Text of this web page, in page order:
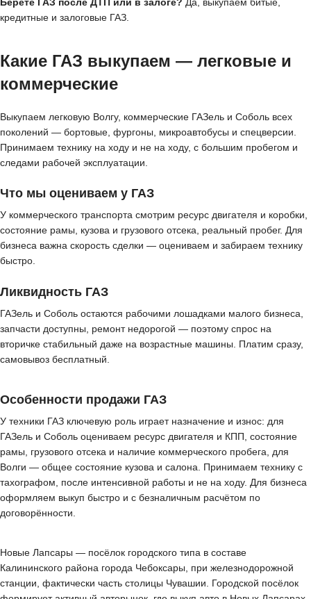
кредитные и залоговые ГАЗ.
Какие ГАЗ выкупаем — легковые и
коммерческие
Выкупаем легковую Волгу, коммерческие ГАЗель и Соболь всех
поколений — бортовые, фургоны, микроавтобусы и спецверсии.
Принимаем технику на ходу и не на ходу, с большим пробегом и
следами рабочей эксплуатации.
Что мы оцениваем у ГАЗ
У коммерческого транспорта смотрим ресурс двигателя и коробки,
состояние рамы, кузова и грузового отсека, реальный пробег. Для
бизнеса важна скорость сделки — оцениваем и забираем технику
быстро.
Ликвидность ГАЗ
ГАЗель и Соболь остаются рабочими лошадками малого бизнеса,
запчасти доступны, ремонт недорогой — поэтому спрос на
вторичке стабильный даже на возрастные машины. Платим сразу,
самовывоз бесплатный.
Особенности продажи ГАЗ
У техники ГАЗ ключевую роль играет назначение и износ: для
ГАЗель и Соболь оцениваем ресурс двигателя и КПП, состояние
рамы, грузового отсека и наличие коммерческого пробега, для
Волги — общее состояние кузова и салона. Принимаем технику с
тахографом, после интенсивной работы и не на ходу. Для бизнеса
оформляем выкуп быстро и с безналичным расчётом по
договорённости.
Новые Лапсары — посёлок городского типа в составе
Калининского района города Чебоксары, при железнодорожной
станции, фактически часть столицы Чувашии. Городской посёлок